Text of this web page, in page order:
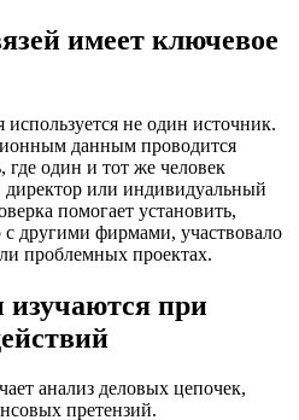
имеет ключевое
не один источник.
данным проводится
один и тот же человек
директор или индивидуальный
помогает установить,
с другими фирмами, участвовало
проблемных проектах.
при
анализ деловых цепочек,
претензий.